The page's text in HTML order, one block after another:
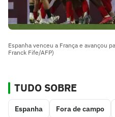
Espanha venceu a França e avançou
Franck Fife/AFP)
TUDO SOBRE
Espanha Fora de campo